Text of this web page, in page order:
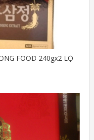
FOOD 240gx2 LỌ